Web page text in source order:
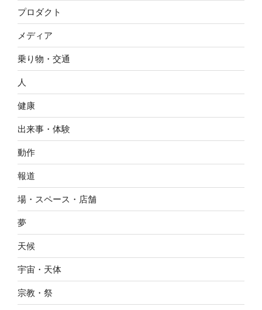
プロダクト
メディア
乗り物・交通
人
健康
出来事・体験
動作
報道
場・スペース・店舗
夢
天候
宇宙・天体
宗教・祭